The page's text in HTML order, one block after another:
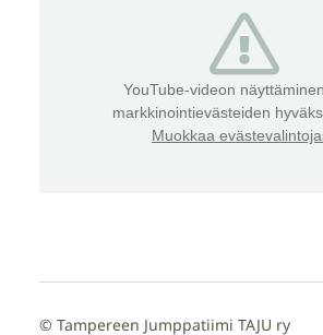
YouTube-videon
markkinointievästeiden
Muokkaa
© Tampereen Jumppatiimi TAJU ry